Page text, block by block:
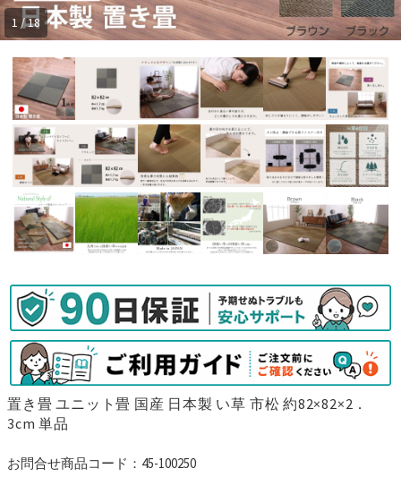
1 / 18
置き畳 ユニット畳 国産 日本製 い草 市松 約82×82×2．
3cm 単品
お問合せ商品コード：45-100250